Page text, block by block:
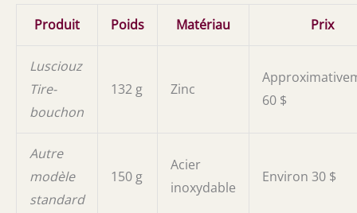
Produit Poids Matériau Prix
Lusciouz
Tire-
bouchon
132 g Zinc
60 $
Autre
modèle
standard
150 g
Acier
inoxydable
Environ 30 $